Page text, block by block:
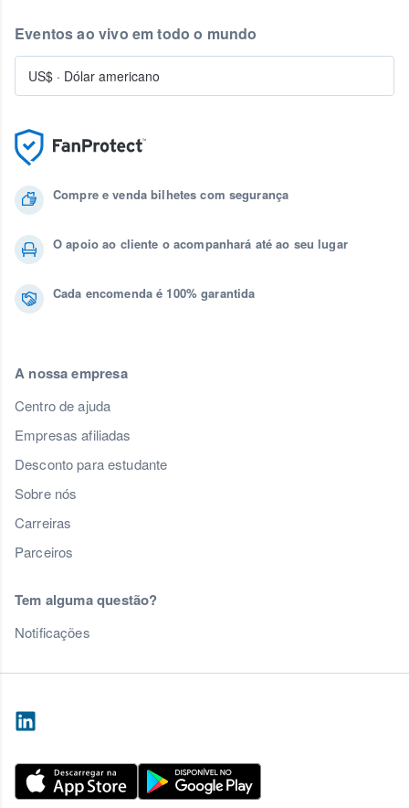
Compre e venda bilhetes com segurança
O apoio ao cliente o acompanhará até ao seu lugar
Cada encomenda é 100% garantida
A nossa empresa
Centro de ajuda
Empresas afiliadas
Desconto para estudante
Sobre nós
Carreiras
Parceiros
Tem alguma questão?
Notificações
Eventos ao vivo em todo o mundo
US$ · Dólar americano